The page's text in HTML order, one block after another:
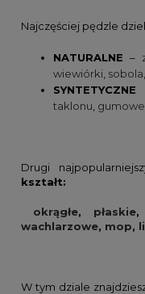
Najczęściej pędzle
NATURALNE –
wiewiórki sobola
SYNTETYCZNE
taklonu gumowe
Drugi
kształt:
okrągłe, płaskie,
wachlarzowe, mop,
W tym dziale